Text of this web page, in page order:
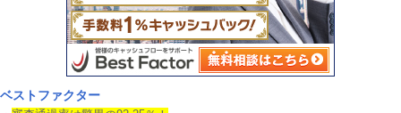
ベストファクター